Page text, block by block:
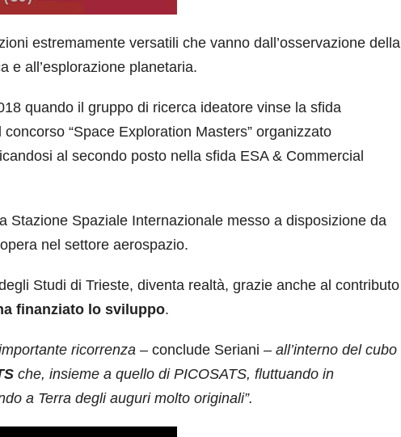
estremamente versatili che vanno dall’osservazione della
e all’esplorazione planetaria.
quando il gruppo di ricerca ideatore vinse la sfida
“Space Exploration Masters” organizzato
al secondo posto nella sfida ESA & Commercial
Stazione Spaziale Internazionale messo a disposizione da
nel settore aerospazio.
Studi di Trieste, diventa realtà, grazie anche al contributo
finanziato lo sviluppo.
ricorrenza – conclude Seriani – all’interno del cubo
che, insieme a quello di PICOSATS, fluttuando in
a Terra degli auguri molto originali”.